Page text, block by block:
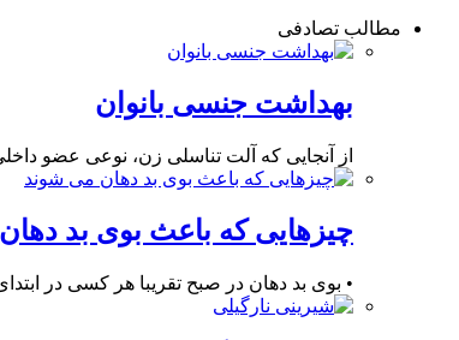
مطالب تصادفی
بهداشت جنسی بانوان
از آنجایی که آلت تناسلی زن، نوعی عضو
چیزهایی که باعث بوی بد
• بوی بد دهان در صبح تقریبا هر کسی در